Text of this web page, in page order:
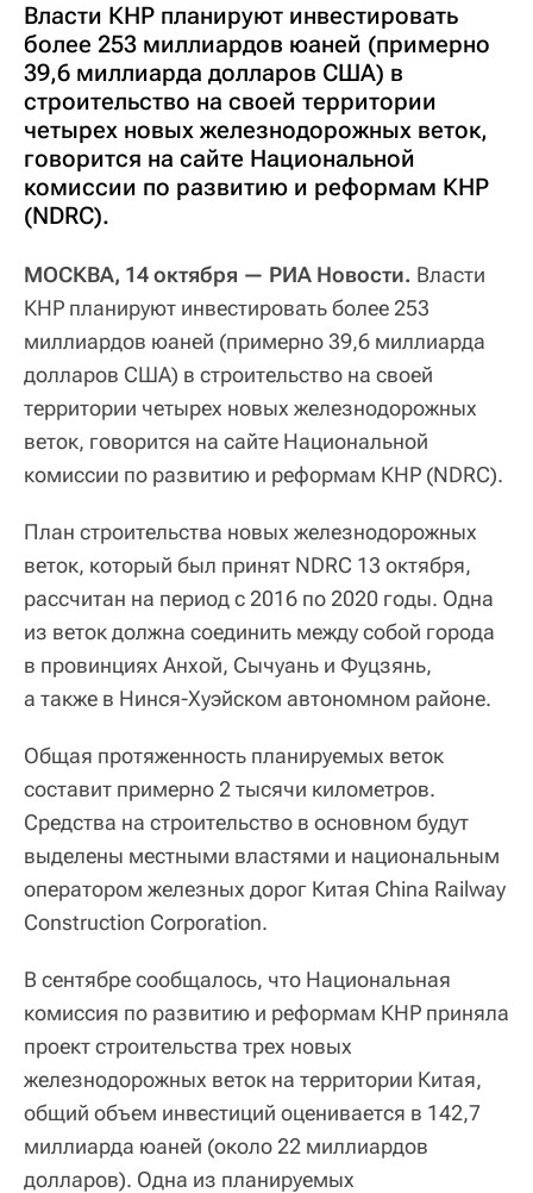
Власти КНР планируют инвестировать
более 253 миллиардов юаней (примерно
39,6 миллиарда долларов США) в
строительство на своей территории
четырех новых железнодорожных веток,
говорится на сайте Национальной
комиссии по развитию и реформам КНР
(NDRC).
МОСКВА, 14 октября — РИА Новости. Власти
КНР планируют инвестировать более 253
миллиардов юаней (примерно 39,6 миллиарда
долларов США) в строительство на своей
территории четырех новых железнодорожных
веток, говорится на сайте Национальной
комиссии по развитию и реформам КНР (NDRC).
План строительства новых железнодорожных
веток, который был принят NDRC 13 октября,
рассчитан на период с 2016 по 2020 годы. Одна
из веток должна соединить между собой города
в провинциях Анхой, Сычуань и Фуцзянь,
а также в Нинся-Хуэйском автономном районе.
Общая протяженность планируемых веток
составит примерно 2 тысячи километров.
Средства на строительство в основном будут
выделены местными властями и национальным
оператором железных дорог Китая China Railway
Construction Corporation.
В сентябре сообщалось, что Национальная
комиссия по развитию и реформам КНР приняла
проект строительства трех новых
железнодорожных веток на территории Китая,
общий объем инвестиций оценивается в 142,7
миллиарда юаней (около 22 миллиардов
долларов). Одна из планируемых